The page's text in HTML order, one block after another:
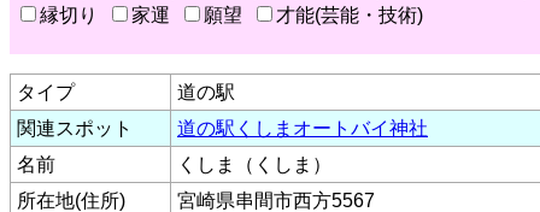
縁切り
家運 願望 才能(芸能・技術)
タイプ
道の駅
関連スポット
道の駅くしまオートバイ神社
名前
くしま（くしま）
所在地(住所)
宮崎県串間市西方5567